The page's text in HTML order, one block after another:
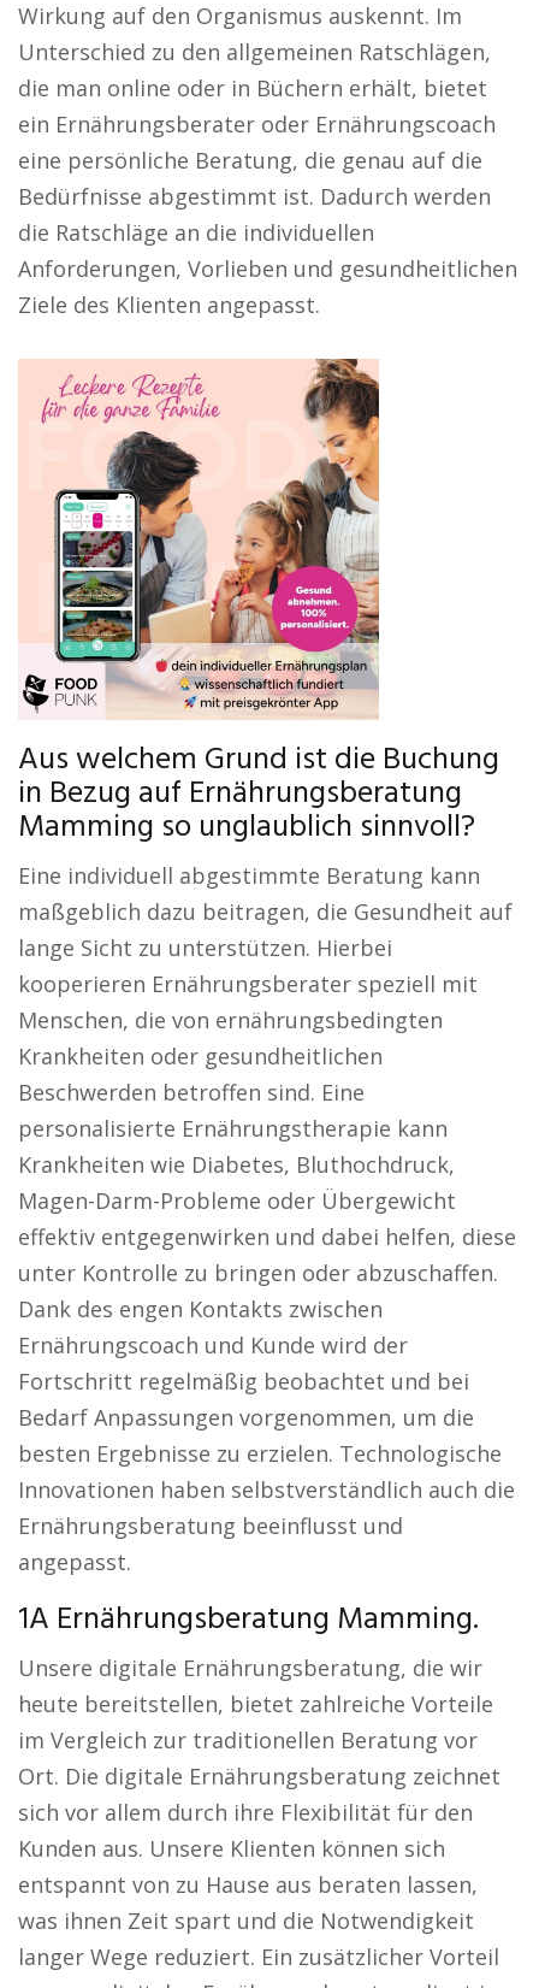
Wirkung auf den Organismus auskennt. Im
Unterschied zu den allgemeinen Ratschlägen,
die man online oder in Büchern erhält, bietet
ein Ernährungsberater oder Ernährungscoach
eine persönliche Beratung, die genau auf die
Bedürfnisse abgestimmt ist. Dadurch werden
die Ratschläge an die individuellen
Anforderungen, Vorlieben und gesundheitlichen
Ziele des Klienten angepasst.
Aus welchem Grund ist die Buchung
in Bezug auf Ernährungsberatung
Mamming so unglaublich sinnvoll?
Eine individuell abgestimmte Beratung kann
maßgeblich dazu beitragen, die Gesundheit auf
lange Sicht zu unterstützen. Hierbei
kooperieren Ernährungsberater speziell mit
Menschen, die von ernährungsbedingten
Krankheiten oder gesundheitlichen
Beschwerden betroffen sind. Eine
personalisierte Ernährungstherapie kann
Krankheiten wie Diabetes, Bluthochdruck,
Magen-Darm-Probleme oder Übergewicht
effektiv entgegenwirken und dabei helfen, diese
unter Kontrolle zu bringen oder abzuschaffen.
Dank des engen Kontakts zwischen
Ernährungscoach und Kunde wird der
Fortschritt regelmäßig beobachtet und bei
Bedarf Anpassungen vorgenommen, um die
besten Ergebnisse zu erzielen. Technologische
Innovationen haben selbstverständlich auch die
Ernährungsberatung beeinflusst und
angepasst.
1A Ernährungsberatung Mamming.
Unsere digitale Ernährungsberatung, die wir
heute bereitstellen, bietet zahlreiche Vorteile
im Vergleich zur traditionellen Beratung vor
Ort. Die digitale Ernährungsberatung zeichnet
sich vor allem durch ihre Flexibilität für den
Kunden aus. Unsere Klienten können sich
entspannt von zu Hause aus beraten lassen,
was ihnen Zeit spart und die Notwendigkeit
langer Wege reduziert. Ein zusätzlicher Vorteil